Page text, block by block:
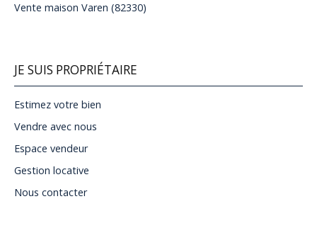
Vente maison Varen (82330)
JE SUIS PROPRIÉTAIRE
Estimez votre bien
Vendre avec nous
Espace vendeur
Gestion locative
Nous contacter